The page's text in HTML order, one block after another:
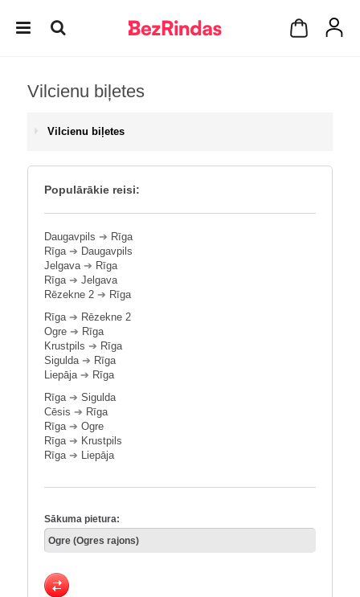
Vilcienu biļetes
Vilcienu biļetes
Populārākie reisi:
Daugavpils ➔ Rīga
Rīga➔ Daugavpils
Jelgava➔ Rīga
Rīga➔ Jelgava
Rēzekne 2 ➔ Rīga
Rīga➔ Rēzekne 2
Ogre ➔ Rīga
Krustpils ➔ Rīga
Sigulda➔ Rīga
Liepāja➔ Rīga
Rīga➔ Sigulda
Cēsis ➔ Rīga
Rīga➔ Ogre
Rīga➔ Krustpils
Rīga➔ Liepāja
Sākuma pietura: